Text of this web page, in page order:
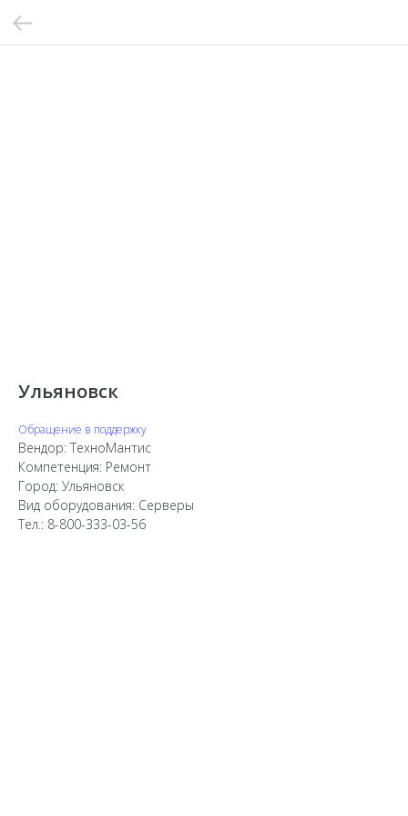
Ульяновск
Обращение в поддержку
Вендор: ТехноМантис
Компетенция: Ремонт
Город: Ульяновск
Вид оборудования: Серверы
Тел.: 8-800-333-03-56